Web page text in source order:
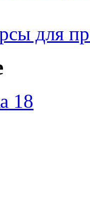
для
18